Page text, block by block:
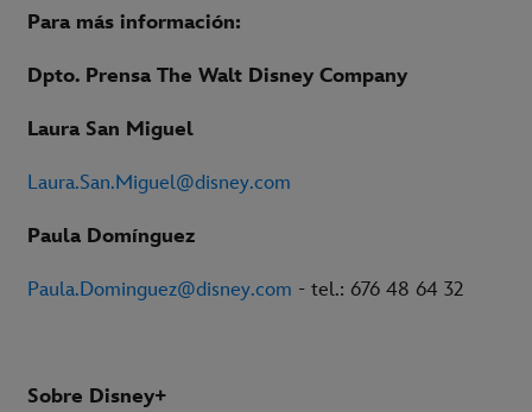
Para más información:
Dpto. Prensa The Walt Disney Company
Laura San Miguel
Laura.San.Miguel@disney.com
Paula Domínguez
Paula.Dominguez@disney.com - tel.: 676 48 64 32
Sobre Disney+